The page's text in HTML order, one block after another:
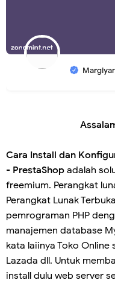
Cara Install dan
- PrestaShop adalah
freemium. Perangkat
Perangkat Lunak
pemrograman PHP
manajemen database
kata laiinya Toko Online
Lazada dll. Untuk
install dulu web server